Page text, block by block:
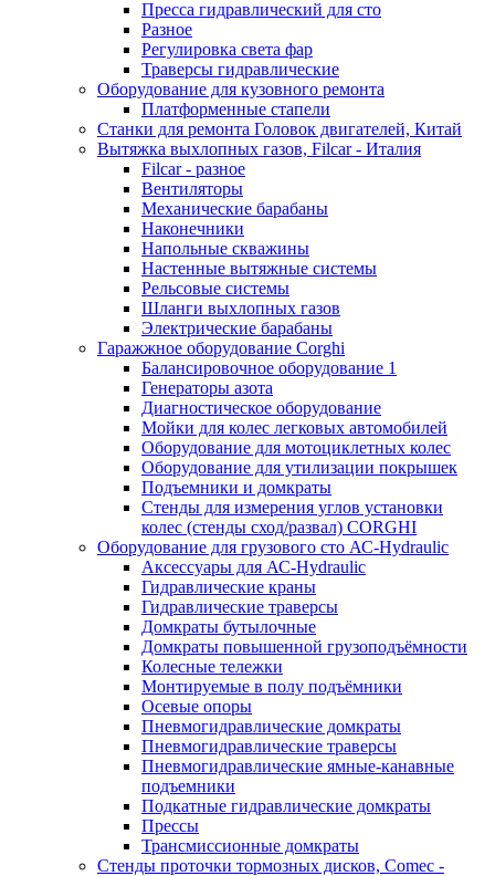
Пресса гидравлический для сто
Разное
Регулировка света фар
Траверсы гидравлические
Оборудование для кузовного ремонта
Платформенные стапели
Станки для ремонта Головок двигателей, Китай
Вытяжка выхлопных газов, Filcar - Италия
Filcar - разное
Вентиляторы
Механические барабаны
Наконечники
Напольные скважины
Настенные вытяжные системы
Рельсовые системы
Шланги выхлопных газов
Электрические барабаны
Гаражжное оборудование Corghi
Балансировочное оборудование 1
Генераторы азота
Диагностическое оборудование
Мойки для колес легковых автомобилей
Оборудование для мотоциклетных колес
Оборудование для утилизации покрышек
Подъемники и домкраты
Стенды для измерения углов установки
колес (стенды сход/развал) CORGHI
Оборудование для грузового сто АС-Hydraulic
Аксессуары для АС-Hydraulic
Гидравлические краны
Гидравлические траверсы
Домкраты бутылочные
Домкраты повышенной грузоподъёмности
Колесные тележки
Монтируемые в полу подъёмники
Осевые опоры
Пневмогидравлические домкраты
Пневмогидравлические траверсы
Пневмогидравлические ямные-канавные
подъемники
Подкатные гидравлические домкраты
Прессы
Трансмиссионные домкраты
Стенды проточки тормозных дисков, Comec -